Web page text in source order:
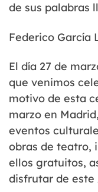
de sus palabras
Federico García
El día 27 de
que venimos
motivo de esta
marzo en
eventos
obras de teatro,
ellos gratuitos,
disfrutar de este